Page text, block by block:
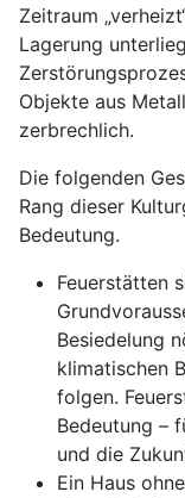
Zeitraum
Lagerung
Objekte aus
zerbrechlich.
Die folgenden
Rang dieser
Bedeutung.
Feuerstätten
Besiedelung
klimatischen
folgen.
Bedeutung –
und die
Ein Haus